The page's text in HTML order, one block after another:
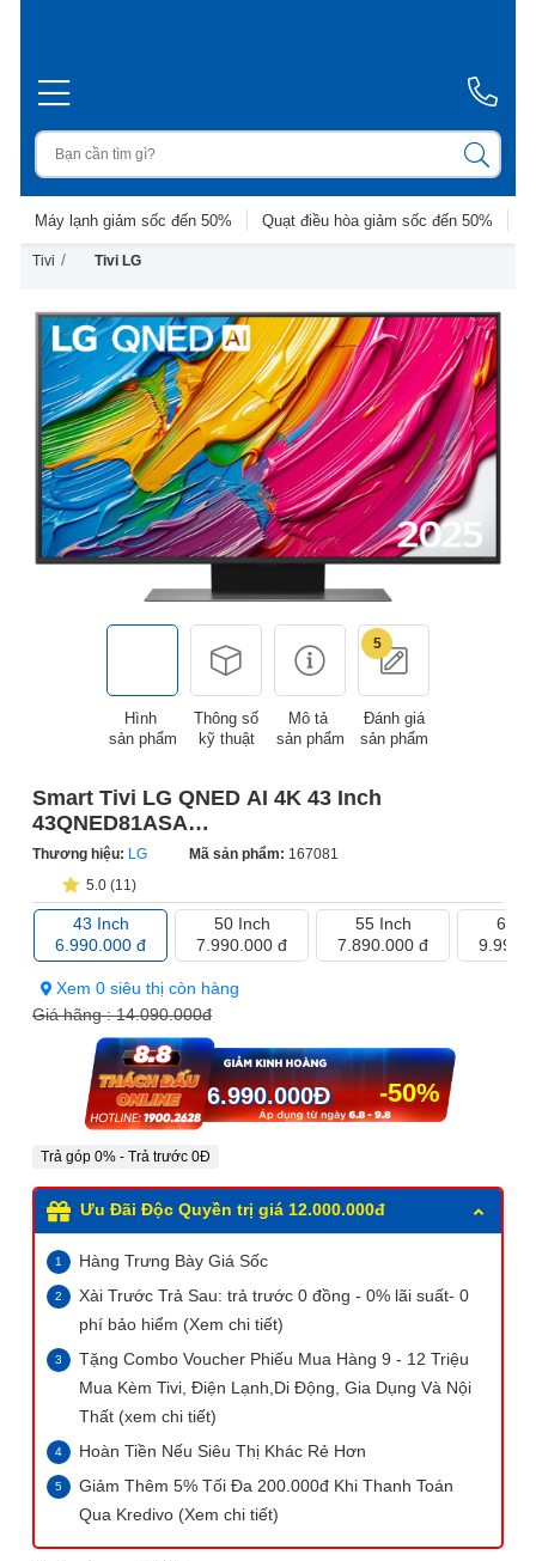
Máy lạnh giảm sốc đến 50% Quạt điều hòa giảm sốc đến 50%
Tivi / Tivi LG
Hình
sản phẩm
Thông số
kỹ thuật
Mô tả
sản phẩm
5
Đánh giá
sản phẩm
Smart Tivi LG QNED AI 4K 43 Inch
43QNED81ASA
(Sản phẩm trưng bày)
Thương hiệu: LG Mã sản phẩm: 167081
5.0 (11)
43 Inch
6.990.000 đ
50 Inch
7.990.000 đ
55 Inch
7.890.000 đ
65
Xem 0 siêu thị còn hàng
Giá hãng :14.090.000đ
-50%
6.990.000Đ
Trả góp 0% - Trả trước 0Đ
Ưu Đãi Độc Quyền trị giá 12.000.000đ
Hàng Trưng Bày Giá Sốc
Xài Trước Trả Sau: trả trước 0 đồng - 0% lãi suất- 0
phí bảo hiểm (Xem chi tiết)
Tặng Combo Voucher Phiếu Mua Hàng 9 - 12 Triệu
Mua Kèm Tivi, Điện Lạnh,Di Động, Gia Dụng Và Nội
Thất (xem chi tiết)
Hoàn Tiền Nếu Siêu Thị Khác Rẻ Hơn
Giảm Thêm 5% Tối Đa 200.000đ Khi Thanh Toán
Qua Kredivo (Xem chi tiết)